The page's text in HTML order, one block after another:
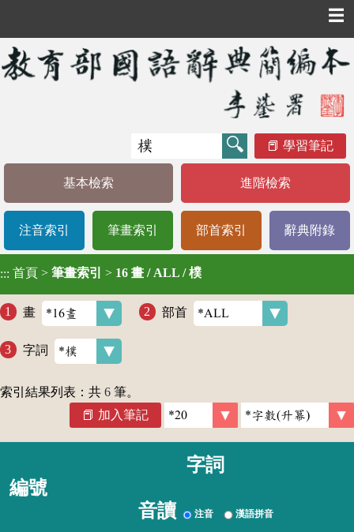
☰
學習筆記
基本檢索 進階檢索
注音索引 筆畫索引 部首索引 辭典附錄
::: 首頁 > 筆畫索引 > 16 畫 / ALL / 樸
畫 部首
字詞
索引結果列表：共 6 筆。
加入筆記
編號
字詞
音讀 注音 漢語拼音